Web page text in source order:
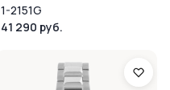
1-2151G
41 290 руб.